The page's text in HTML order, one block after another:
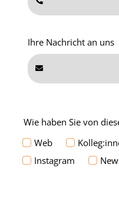
Ihre Nachricht an uns
Wie haben Sie von
Web
Instagram